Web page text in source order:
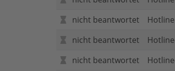
nicht beantwortet
nicht beantwortet
nicht beantwortet